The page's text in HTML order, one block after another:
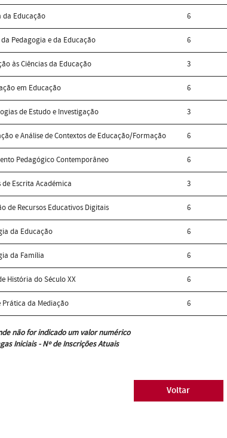
da Educação 6
Pedagogia e da Educação 6
às Ciências da Educação 3
em Educação 6
de Estudo e Investigação 3
e Análise de Contextos de Educação/Formação 6
Pedagógico Contemporâneo 6
de Escrita Académica 3
de Recursos Educativos Digitais 6
da Educação 6
da Família 6
História do Século XX 6
Prática da Mediação 6
não for indicado um valor numérico
Iniciais - Nº de Inscrições Atuais
Voltar